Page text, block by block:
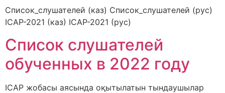
Список_слушателей (каз) Список_слушателей (рус)
ICAP-2021 (каз) ICAP-2021 (рус)
Список слушателей
обученных в 2022 году
ICAP жобасы аясында оқытылатын тындаушылар